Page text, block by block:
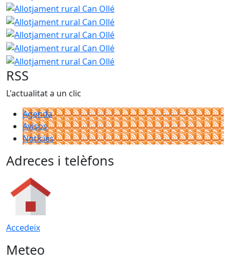
Allotjament rural Can Ollé
Allotjament rural Can Ollé
Allotjament rural Can Ollé
Allotjament rural Can Ollé
RSS
L'actualitat a un clic
Agenda
Avisos
Notícies
Adreces i telèfons
Accedeix
Meteo